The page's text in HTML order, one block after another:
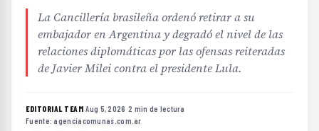
La Cancillería brasileña ordenó retirar a su
embajador en Argentina y degradó el nivel de las
relaciones diplomáticas por las ofensas reiteradas
de Javier Milei contra el presidente Lula.
EDITORIAL TEAM·Aug 5, 2026 ·2 min de lectura ·
Fuente: agenciacomunas.com.ar